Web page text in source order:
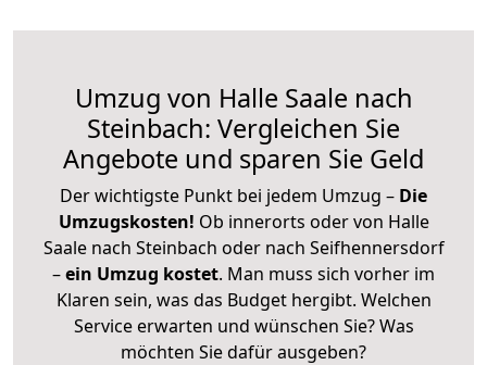
Umzug von Halle Saale nach
Steinbach: Vergleichen Sie
Angebote und sparen Sie Geld
Der wichtigste Punkt bei jedem Umzug – Die
Umzugskosten! Ob innerorts oder von Halle
Saale nach Steinbach oder nach Seifhennersdorf
–ein Umzug kostet. Man muss sich vorher im
Klaren sein, was das Budget hergibt. Welchen
Service erwarten und wünschen Sie? Was
möchten Sie dafür ausgeben?